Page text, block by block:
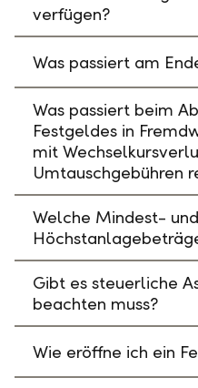
verfügen?
Was passiert am
Was passiert beim
Festgeldes in
mit
Umtauschgebühren
Welche Mindest- und
Gibt es steuerliche
beachten muss?
Wie eröffne ich ein